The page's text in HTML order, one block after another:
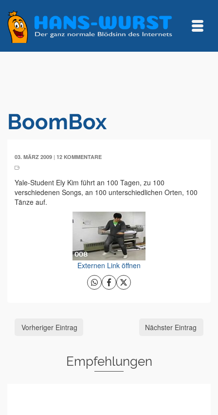
BoomBox
03. MÄRZ 2009 | 12 KOMMENTARE
Yale-Student Ely Kim führt an 100 Tagen, zu 100
verschiedenen Songs, an 100 unterschiedlichen Orten, 100
Tänze auf.
Externen Link öffnen
Vorheriger Eintrag Nächster Eintrag
Empfehlungen